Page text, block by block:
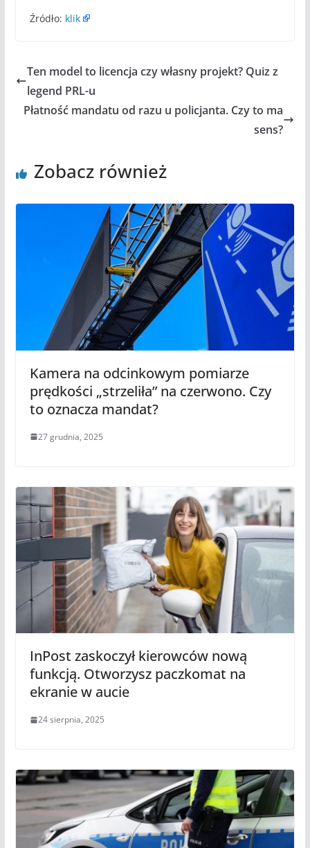
Źródło: klik
Ten model to licencja czy własny projekt? Quiz z
legend PRL-u
Płatność mandatu od razu u policjanta. Czy to ma
sens?
Zobacz również
Kamera na odcinkowym pomiarze
prędkości „strzeliła” na czerwono. Czy
to oznacza mandat?
27 grudnia, 2025
InPost zaskoczył kierowców nową
funkcją. Otworzysz paczkomat na
ekranie w aucie
24 sierpnia, 2025